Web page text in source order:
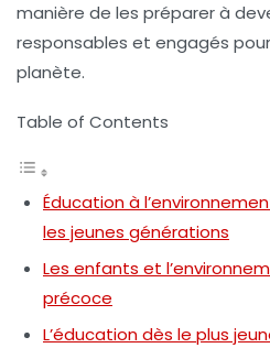
manière de les préparer à
responsables et engagés
planète.
Table of Contents
Éducation à
les jeunes générations
Les enfants et
précoce
L’éducation dès le plus